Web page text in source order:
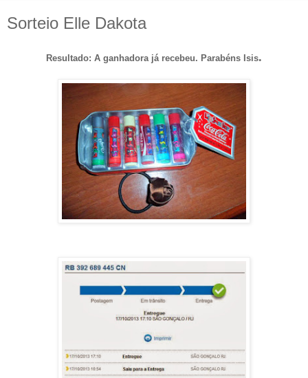
Sorteio Elle Dakota
Resultado: A ganhadora já recebeu. Parabéns Isis.